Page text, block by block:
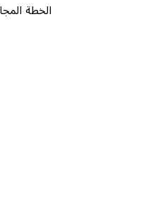
الخطة المجانية ٠